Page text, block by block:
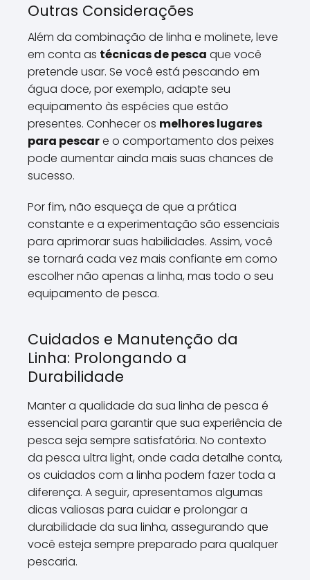
Outras Considerações
Além da combinação de linha e molinete, leve
em conta as técnicas de pesca que você
pretende usar. Se você está pescando em
água doce, por exemplo, adapte seu
equipamento às espécies que estão
presentes. Conhecer os melhores lugares
para pescare o comportamento dos peixes
pode aumentar ainda mais suas chances de
sucesso.
Por fim, não esqueça de que a prática
constante e a experimentação são essenciais
para aprimorar suas habilidades. Assim, você
se tornará cada vez mais confiante em como
escolher não apenas a linha, mas todo o seu
equipamento de pesca.
Cuidados e Manutenção da
Linha: Prolongando a
Durabilidade
Manter a qualidade da sua linha de pesca é
essencial para garantir que sua experiência de
pesca seja sempre satisfatória. No contexto
da pesca ultra light, onde cada detalhe conta,
os cuidados com a linha podem fazer toda a
diferença. A seguir, apresentamos algumas
dicas valiosas para cuidar e prolongar a
durabilidade da sua linha, assegurando que
você esteja sempre preparado para qualquer
pescaria.